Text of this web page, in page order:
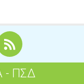
R
s
s
- ΠΣΔ